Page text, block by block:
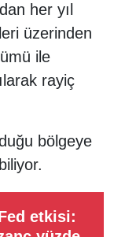
her yıl
üzerinden
ile
rayiç
bölgeye
etkisi: